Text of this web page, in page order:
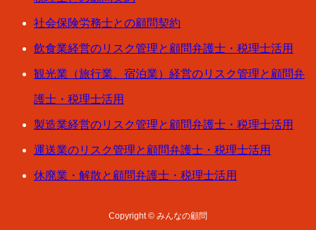
社会保険労務士との顧問契約
飲食業経営のリスク管理と顧問弁護士・税理士活用
観光業（旅行業、宿泊業）経営のリスク管理と顧問弁
護士・税理士活用
製造業経営のリスク管理と顧問弁護士・税理士活用
運送業のリスク管理と顧問弁護士・税理士活用
休廃業・解散と顧問弁護士・税理士活用
Copyright © みんなの顧問